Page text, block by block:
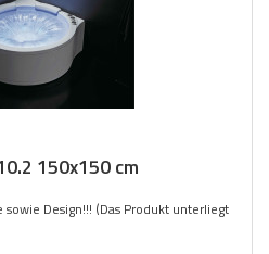
150x150 cm
Design!!! (Das Produkt unterliegt